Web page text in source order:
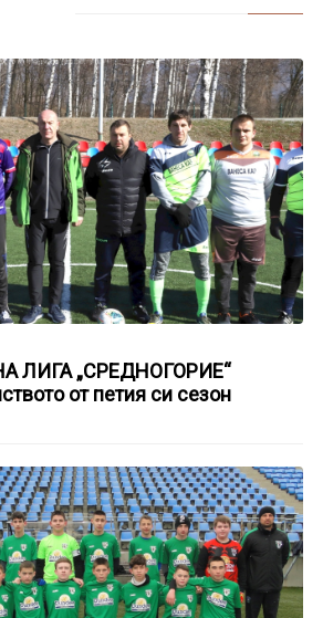
ЛИГА „СРЕДНОГОРИЕ“
от петия си сезон